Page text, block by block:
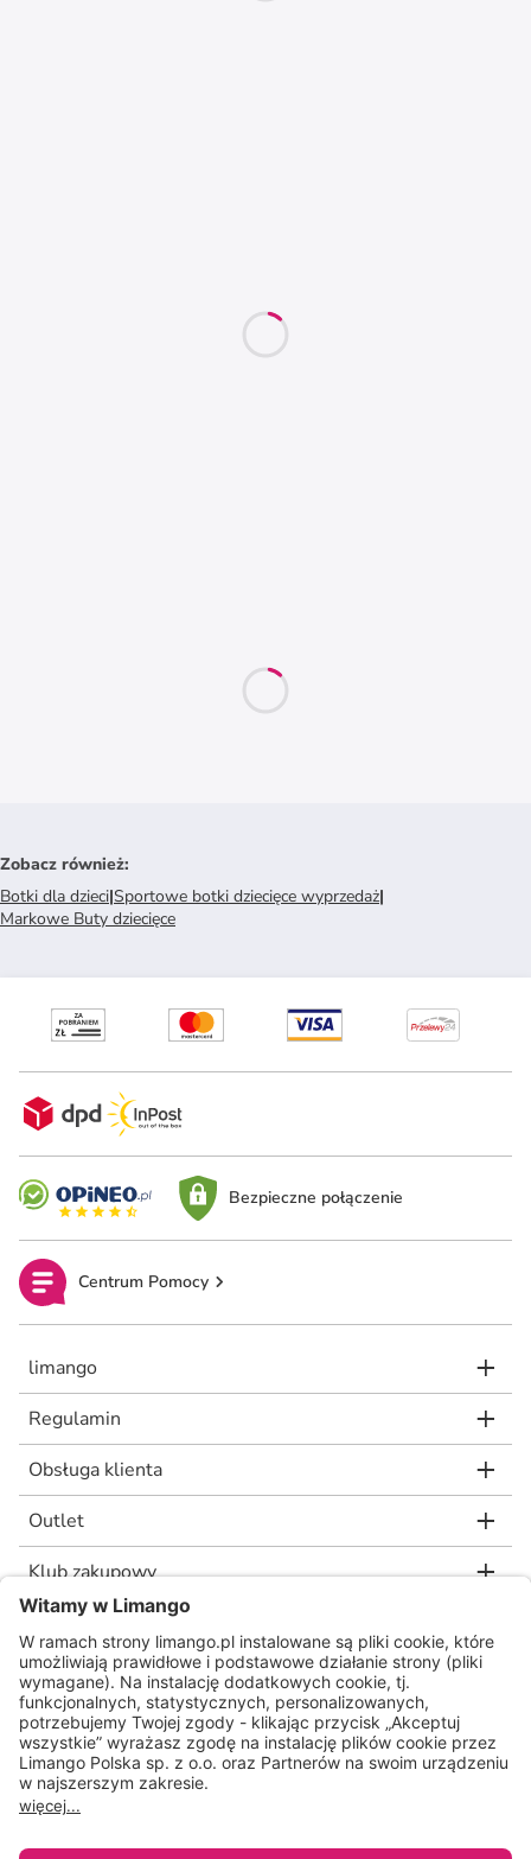
Zobacz również:
Botki dla dzieci|Sportowe botki dziecięce wyprzedaż|
Markowe Buty dziecięce
Bezpieczne połączenie
Centrum Pomocy
limango
Regulamin
Obsługa klienta
Outlet
Klub zakupowy